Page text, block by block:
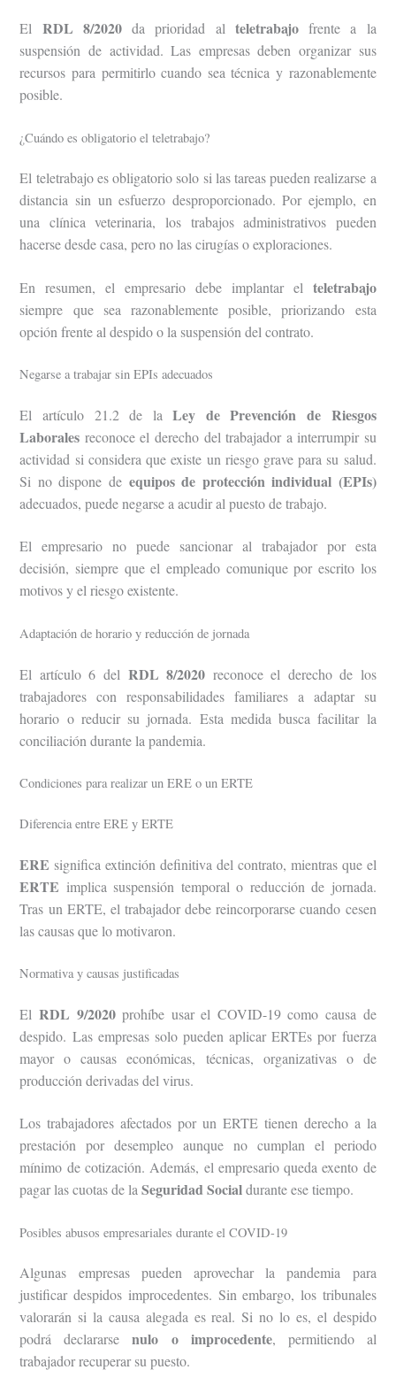
El RDL 8/2020da prioridad al teletrabajofrente a la
suspensión de actividad. Las empresas deben organizar sus
recursos para permitirlo cuando sea técnica y razonablemente
posible.
¿Cuándo es obligatorio el teletrabajo?
El teletrabajo es obligatorio solo si las tareas pueden realizarse a
distancia sin un esfuerzo desproporcionado. Por ejemplo, en
una clínica veterinaria, los trabajos administrativos pueden
hacerse desde casa, pero no las cirugías o exploraciones.
En resumen, el empresario debe implantar el teletrabajo
siempre que sea razonablemente posible, priorizando esta
opción frente al despido o la suspensión del contrato.
Negarse a trabajar sin EPIs adecuados
El artículo 21.2 de laLey de Prevención de Riesgos
Laborales reconoce el derecho del trabajador a interrumpir su
actividad si considera que existe un riesgo grave para su salud.
Si no dispone de equipos de protección individual (EPIs)
adecuados, puede negarse a acudir al puesto de trabajo.
El empresario no puede sancionar al trabajador por esta
decisión, siempre que el empleado comunique por escrito los
motivos y el riesgo existente.
Adaptación de horario y reducción de jornada
El artículo 6 del RDL 8/2020 reconoce el derecho de los
trabajadores con responsabilidades familiares a adaptar su
horario o reducir su jornada. Esta medida busca facilitar la
conciliación durante la pandemia.
Condiciones para realizar un ERE o un ERTE
Diferencia entre ERE y ERTE
ERE significa extinción definitiva del contrato, mientras que el
ERTE implica suspensión temporal o reducción de jornada.
Tras un ERTE, el trabajador debe reincorporarse cuando cesen
las causas que lo motivaron.
Normativa y causas justificadas
ElRDL 9/2020prohíbe usar el COVID-19 como causa de
despido. Las empresas solo pueden aplicar ERTEs por fuerza
mayor o causas económicas, técnicas, organizativas o de
producción derivadas del virus.
Los trabajadores afectados por un ERTE tienen derecho a la
prestación por desempleo aunque no cumplan el periodo
mínimo de cotización. Además, el empresario queda exento de
pagar las cuotas de laSeguridad Socialdurante ese tiempo.
Posibles abusos empresariales durante el COVID-19
Algunas empresas pueden aprovechar la pandemia para
justificar despidos improcedentes. Sin embargo, los tribunales
valorarán si la causa alegada es real. Si no lo es, el despido
podrá declararsenulo o improcedente, permitiendo al
trabajador recuperar su puesto.